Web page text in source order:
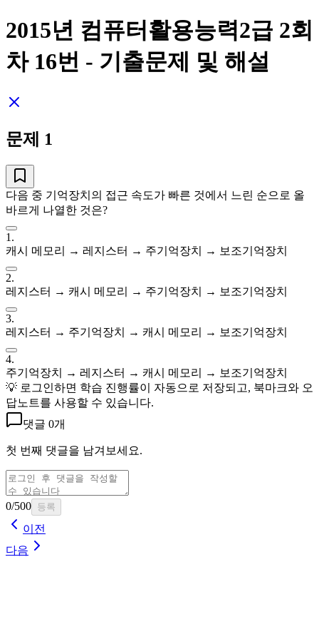
2015년 컴퓨터활용능력2급 2회
차 16번 - 기출문제 및 해설
문제 1
다음 중 기억장치의 접근 속도가 빠른 것에서 느린 순으로 올
바르게 나열한 것은?
1 .
캐시 메모리 → 레지스터 → 주기억장치 → 보조기억장치
2.
레지스터 → 캐시 메모리 → 주기억장치 → 보조기억장치
3.
레지스터 → 주기억장치 → 캐시 메모리 → 보조기억장치
4.
주기억장치 → 레지스터 → 캐시 메모리 → 보조기억장치
💡 로그인하면 학습 진행률이 자동으로 저장되고, 북마크와 오
답노트를 사용할 수 있습니다.
댓글 0개
첫 번째 댓글을 남겨보세요.
0/500 등록
이전
다음